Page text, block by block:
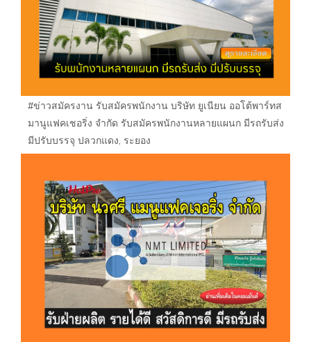
#ข่าวสมัครงาน รับสมัครพนักงาน บริษัท ยูเนียน ออโต้พาร์ทส
มานูแฟคเชอริ่ง จำกัด รับสมัครพนักงานหลายแผนก มีรถรับส่ง
มีปรับบรรจุ ปลวกแดง, ระยอง